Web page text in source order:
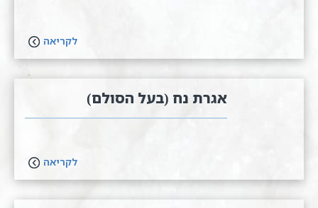
לקריאה
אגרת נ​ח (בעל הסולם)
לקריאה